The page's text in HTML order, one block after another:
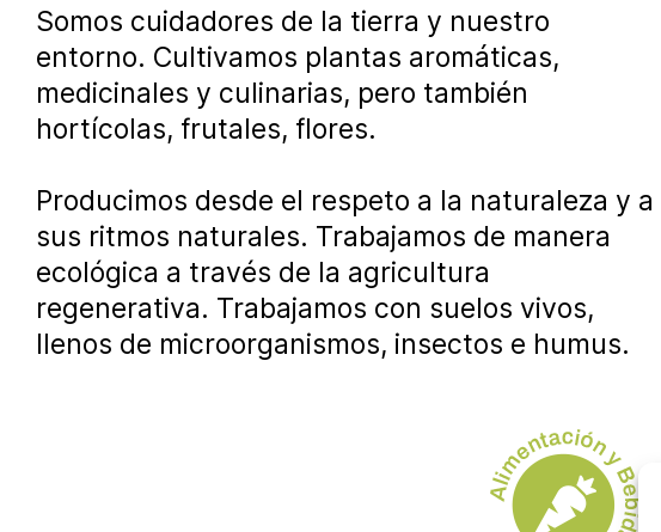
Somos cuidadores de la tierra y nuestro
entorno. Cultivamos plantas aromáticas,
medicinales y culinarias, pero también
hortícolas, frutales, flores.
Producimos desde el respeto a la naturaleza y a
sus ritmos naturales. Trabajamos de manera
ecológica a través de la agricultura
regenerativa. Trabajamos con suelos vivos,
llenos de microorganismos, insectos e humus.